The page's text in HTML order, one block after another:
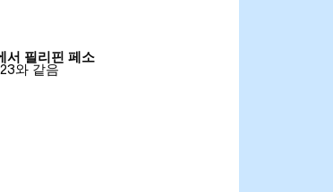
필리핀 페소
와 같음